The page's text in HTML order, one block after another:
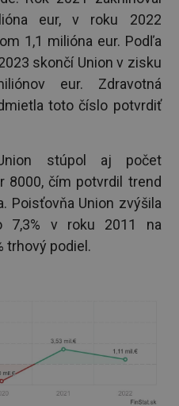
eur, v roku 2022
1,1 milióna eur. Podľa
skončí Union v zisku
eur. Zdravotná
toto číslo potvrdiť
stúpol aj počet
8000, čím potvrdil trend
Poisťovňa Union zvýšila
v roku 2011 na
trhový podiel.